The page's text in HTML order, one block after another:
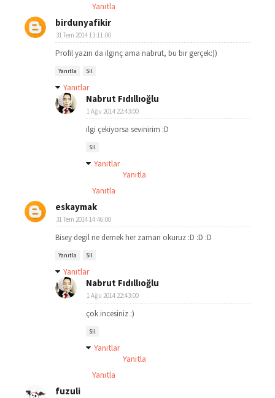
Yanıtla
birdunyafikir
31 Tem 2014 13:11:00
Profil yazın da ilginç ama nabrut, bu bir gerçek:))
Yanıtla Sil
Yanıtlar
Nabrut Fıdıllıoğlu
1 Ağu 2014 22:43:00
ilgi çekiyorsa sevinirim :D
Sil
Yanıtlar
Yanıtla
Yanıtla
eskaymak
31 Tem 2014 14:46:00
Bisey degil ne demek her zaman okuruz :D :D :D
Yanıtla Sil
Yanıtlar
Nabrut Fıdıllıoğlu
1 Ağu 2014 22:43:00
çok incesiniz :)
Sil
Yanıtlar
Yanıtla
Yanıtla
fuzuli